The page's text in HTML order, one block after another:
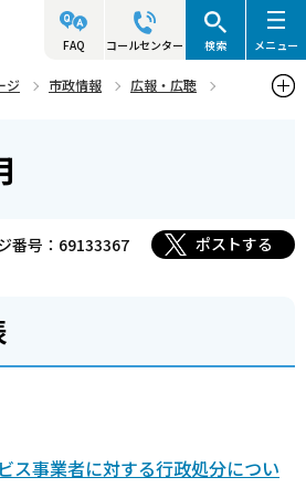
FAQ コールセンター 検索 メニュー
ジ 市政情報
広報・広聴
番号：69133367 ポストする
ス事業者に対する行政処分につい